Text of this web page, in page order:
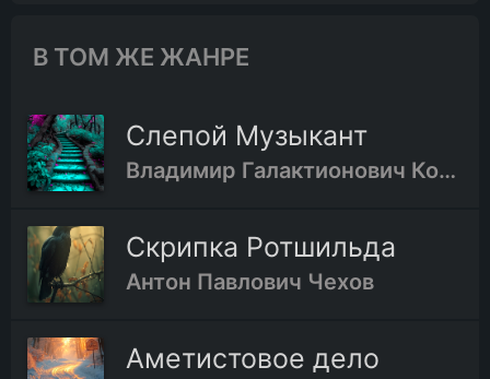
В ТОМ ЖЕ ЖАНРЕ
Слепой Музыкант
Владимир Галактионович Короленко
Скрипка Ротшильда
Антон Павлович Чехов
Аметистовое дело